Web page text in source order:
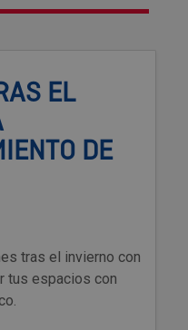
EL
DE
tras el invierno con
tus espacios con